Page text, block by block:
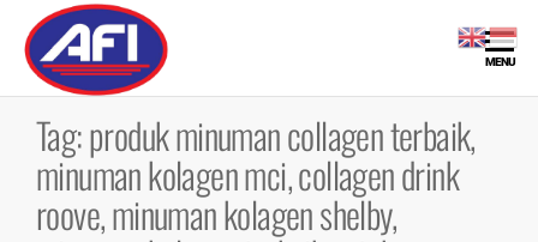
Bubuk
Minuman
Fiber,
Collagen
Drink, Meal
Replacement
MENU
Tag:produk minuman collagen terbaik,
minuman kolagen mci, collagen drink
roove, minuman kolagen shelby,